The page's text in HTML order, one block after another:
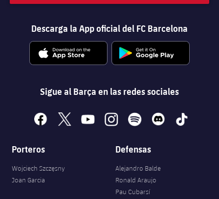
Descarga la App oficial del FC Barcelona
Sigue al Barça en las redes sociales
facebook
x youtubeinstagramspotify discord tiktok
Porteros
Wojciech Szczęsny
Joan Garcia
Defensas
Alejandro Balde
Ronald Araujo
Pau Cubarsí